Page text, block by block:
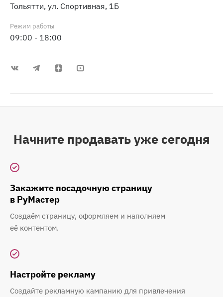
Тольятти, ул. Спортивная, 1Б
Режим работы
09:00 - 18:00
Начните продавать уже сегодня
Закажите посадочную страницу
в РуМастер
Создаём страницу, оформляем и наполняем
её контентом.
Настройте рекламу
Создайте рекламную кампанию для привлечения